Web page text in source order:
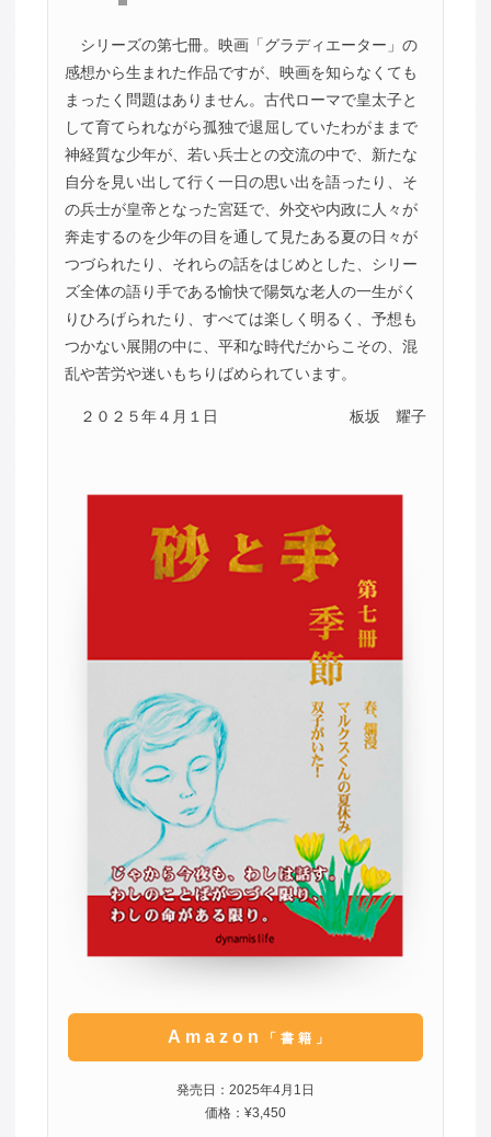
シリーズの第七冊。映画「グラディエーター」の
感想から生まれた作品ですが、映画を知らなくても
まったく問題はありません。古代ローマで皇太子と
して育てられながら孤独で退屈していたわがままで
神経質な少年が、若い兵士との交流の中で、新たな
自分を見い出して行く一日の思い出を語ったり、そ
の兵士が皇帝となった宮廷で、外交や内政に人々が
奔走するのを少年の目を通して見たある夏の日々が
つづられたり、それらの話をはじめとした、シリー
ズ全体の語り手である愉快で陽気な老人の一生がく
りひろげられたり、すべては楽しく明るく、予想も
つかない展開の中に、平和な時代だからこその、混
乱や苦労や迷いもちりばめられています。
２０２５年４月１日 板坂 耀子
Amazon 「書籍」
発売日：2025年4月1日
価格：¥3,450